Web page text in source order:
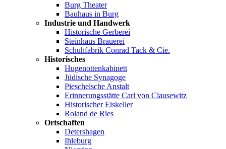
Burg Theater
Bauhaus in Burg
Industrie und Handwerk
Historische Gerberei
Steinhaus Brauerei
Schuhfabrik Conrad Tack & Cie.
Historisches
Hugenottenkabinett
Jüdische Synagoge
Pieschelsche Anstalt
Erinnerungsstätte Carl von Clausewitz
Historischer Eiskeller
Roland de Ries
Ortschaften
Detershagen
Ihleburg